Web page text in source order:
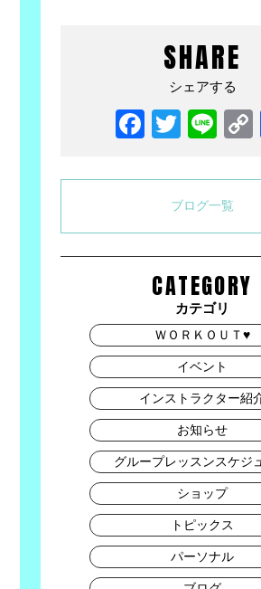
SHARE
シェアする
ブログ一覧
CATEGORY
カテゴリ
ＷＯＲＫＯＵＴ♥
イベント
インストラクター紹
お知らせ
グループレッスンスケジ
ショップ
トピックス
パーソナル